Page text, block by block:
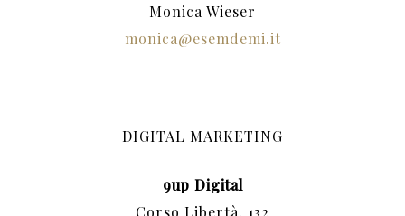
Monica Wieser
monica@esemdemi.it
DIGITAL MARKETING
9up Digital
Corso Libertà, 132